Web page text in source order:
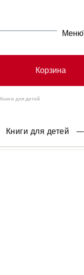
Меню
Корзина
Книги для детей
Книги для детей